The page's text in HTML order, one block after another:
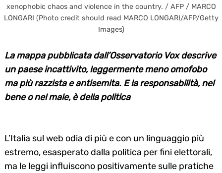
xenophobic chaos and violence in the country. / AFP / MARCO
LONGARI (Photo credit should read MARCO LONGARI/AFP/Getty
Images)
La mappa pubblicata dall’Osservatorio Vox descrive
un paese incattivito, leggermente meno omofobo
ma più razzista e antisemita. E la responsabilità, nel
bene o nel male, è della politica
L’Italia sul web odia di più e con un linguaggio più
estremo, esasperato dalla politica per fini elettorali,
ma le leggi influiscono positivamente sulle pratiche